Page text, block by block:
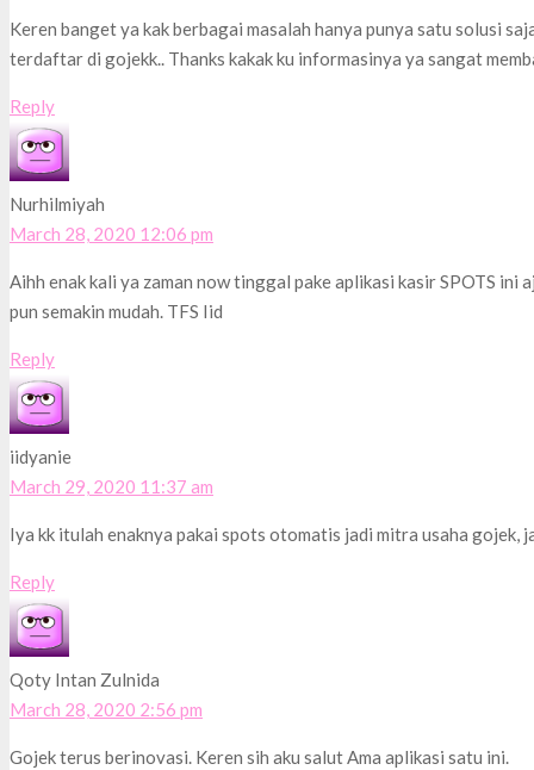
Keren banget ya kak berbagai masalah hanya punya satu solusi
terdaftar di gojekk.. Thanks kakak ku informasinya ya sangat
Reply
Nurhilmiyah
March 28, 2020 12:06 pm
Aihh enak kali ya zaman now tinggal pake aplikasi kasir SPOTS ini
pun semakin mudah. TFS Iid
Reply
iidyanie
March 29, 2020 11:37 am
Iya kk itulah enaknya pakai spots otomatis jadi mitra usaha gojek,
Reply
Qoty Intan Zulnida
March 28, 2020 2:56 pm
Gojek terus berinovasi. Keren sih aku salut Ama aplikasi satu ini.